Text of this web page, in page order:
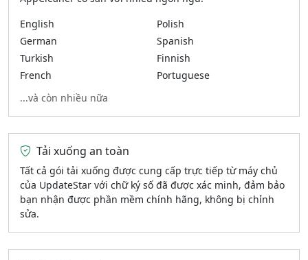
English
German
Turkish
French
Polish
Spanish
Finnish
Portuguese
...và còn nhiều nữa
Tải xuống an toàn
Tất cả gói tải xuống được cung cấp trực tiếp từ máy chủ
của UpdateStar với chữ ký số đã được xác minh, đảm bảo
bạn nhận được phần mềm chính hãng, không bị chỉnh
sửa.